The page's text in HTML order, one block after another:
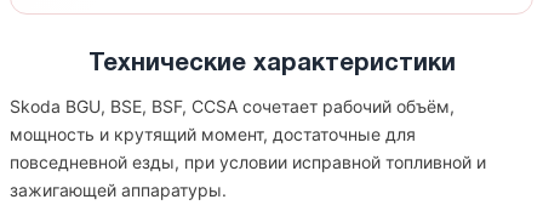
Технические характеристики
Skoda BGU, BSE, BSF, CCSA сочетает рабочий объём,
мощность и крутящий момент, достаточные для
повседневной езды, при условии исправной топливной и
зажигающей аппаратуры.